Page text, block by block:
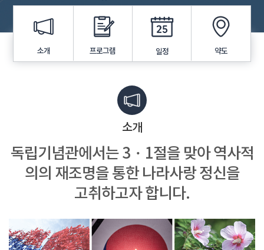
소개 프로그램 일정 약도
소개
독립기념관에서는 3・1절을 맞아역사적
의의 재조명을 통한 나라사랑 정신을
고취하고자 합니다.